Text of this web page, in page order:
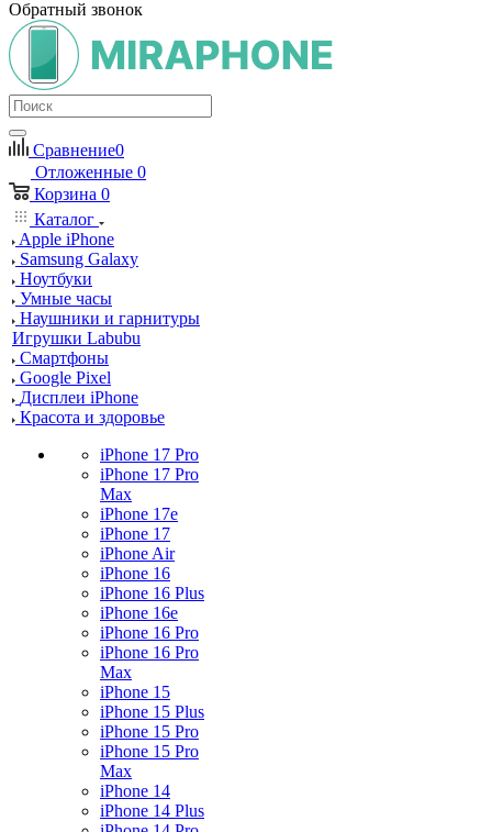
Обратный звонок
Сравнение0
Отложенные 0
Корзина 0
Каталог
Apple iPhone
Samsung Galaxy
Ноутбуки
Умные часы
Наушники и гарнитуры
Игрушки Labubu
Смартфоны
Google Pixel
Дисплеи iPhone
Красота и здоровье
iPhone 17 Pro
iPhone 17 Pro
Max
iPhone 17e
iPhone 17
iPhone Air
iPhone 16
iPhone 16 Plus
iPhone 16e
iPhone 16 Pro
iPhone 16 Pro
Max
iPhone 15
iPhone 15 Plus
iPhone 15 Pro
iPhone 15 Pro
Max
iPhone 14
iPhone 14 Plus